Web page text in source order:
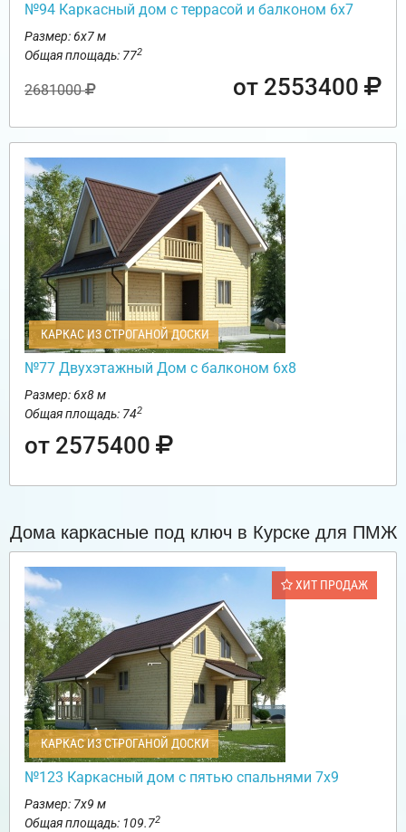
№94 Каркасный дом с террасой и балконом 6х7
Размер: 6х7 м
Общая площадь: 772
2681000 от 2553400
КАРКАС ИЗ СТРОГАНОЙ ДОСКИ
№77 Двухэтажный Дом с балконом 6х8
Размер: 6х8 м
Общая площадь: 742
от 2575400
Дома каркасные под ключ в Курске для ПМЖ
ХИТ ПРОДАЖ
КАРКАС ИЗ СТРОГАНОЙ ДОСКИ
№123 Каркасный дом с пятью спальнями 7х9
Размер: 7х9 м
Общая площадь: 109.72